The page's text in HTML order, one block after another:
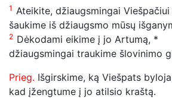
1 Ateikite, džiaugsmingai
šaukime iš džiaugsmo mūsų
2 Dėkodami eikime į jo Artumą, *
džiaugsmingai traukime šlovinimo
Prieg. Išgirskime, ką Viešpats
kad įžengtume į jo atilsio kraštą.